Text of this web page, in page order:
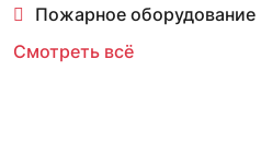
Пожарное оборудование
Смотреть всё